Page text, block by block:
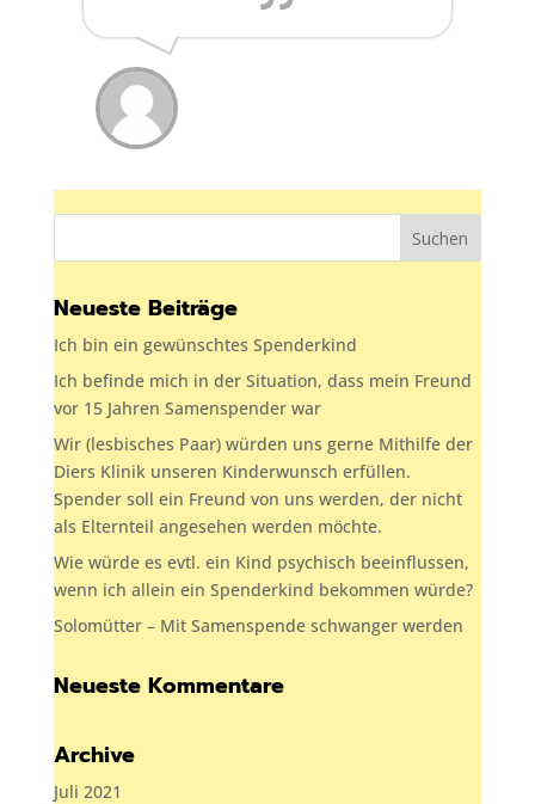
Neueste Beiträge
Ich bin ein gewünschtes Spenderkind
Ich befinde mich in der Situation, dass mein Freund
vor 15 Jahren Samenspender war
Wir (lesbisches Paar) würden uns gerne Mithilfe der
Diers Klinik unseren Kinderwunsch erfüllen.
Spender soll ein Freund von uns werden, der nicht
als Elternteil angesehen werden möchte.
Wie würde es evtl. ein Kind psychisch beeinflussen,
wenn ich allein ein Spenderkind bekommen würde?
Solomütter – Mit Samenspende schwanger werden
Neueste Kommentare
Archive
Juli 2021